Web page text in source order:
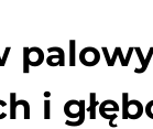
i